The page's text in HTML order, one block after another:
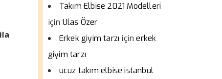
Takım Elbise 2021 Modelleri
için Ulas Özer
Erkek giyim tarzı içinerkek
giyim tarzı
ucuz takım elbise istanbul